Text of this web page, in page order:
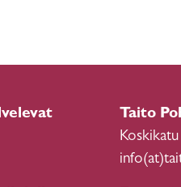
Taito